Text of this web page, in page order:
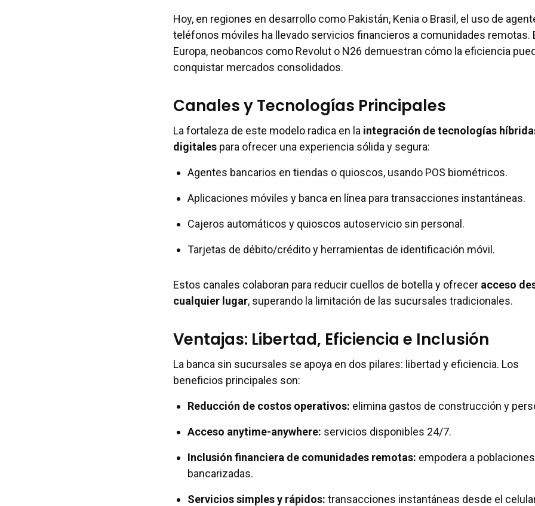
Hoy, en regiones en desarrollo como Pakistán, Kenia o Brasil, el uso de
teléfonos móviles ha llevado servicios financieros a comunidades remotas.
Europa, neobancos como Revolut o N26 demuestran cómo la eficiencia
conquistar mercados consolidados.
Canales y Tecnologías Principales
La fortaleza de este modelo radica en la integración de tecnologías
digitales para ofrecer una experiencia sólida y segura:
Agentes bancarios en tiendas o quioscos, usando POS biométricos.
Aplicaciones móviles y banca en línea para transacciones instantáneas.
Cajeros automáticos y quioscos autoservicio sin personal.
Tarjetas de débito/crédito y herramientas de identificación móvil.
Estos canales colaboran para reducir cuellos de botella y ofrecer acceso
cualquier lugar, superando la limitación de las sucursales tradicionales.
Ventajas: Libertad, Eficiencia e Inclusión
La banca sin sucursales se apoya en dos pilares: libertad y eficiencia. Los
beneficios principales son:
Reducción de costos operativos: elimina gastos de construcción y
Acceso anytime-anywhere: servicios disponibles 24/7.
Inclusión financiera de comunidades remotas: empodera a
bancarizadas.
Servicios simples y rápidos: transacciones instantáneas desde el